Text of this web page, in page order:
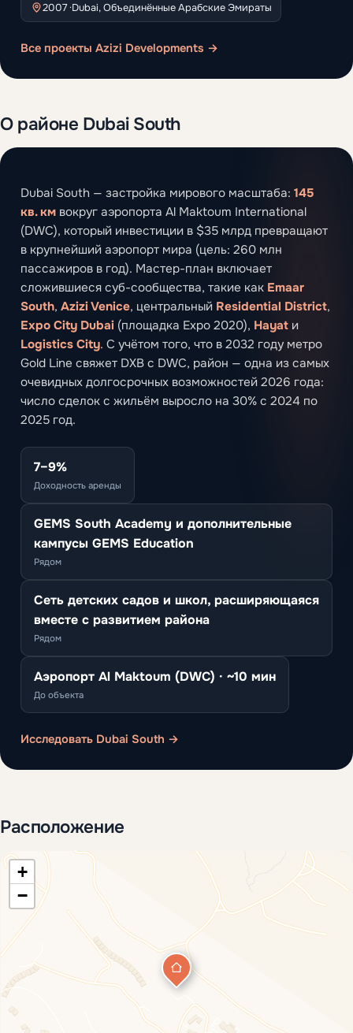
2007 ·Dubai, Объединённые Арабские Эмираты
Все проекты Azizi Developments →
О районе Dubai South
Dubai South — застройка мирового масштаба: 145
кв. км вокруг аэропорта Al Maktoum International
(DWC), который инвестиции в $35 млрд превращают
в крупнейший аэропорт мира (цель: 260 млн
пассажиров в год). Мастер-план включает
сложившиеся суб-сообщества, такие как Emaar
South, Azizi Venice, центральный Residential District,
Expo City Dubai (площадка Expo 2020), Hayat и
Logistics City. С учётом того, что в 2032 году метро
Gold Line свяжет DXB с DWC, район — одна из самых
очевидных долгосрочных возможностей 2026 года:
число сделок с жильём выросло на 30% с 2024 по
2025 год.
7–9%
Доходность аренды
GEMS South Academy и дополнительные
кампусы GEMS Education
Рядом
Сеть детских садов и школ, расширяющаяся
вместе с развитием района
Рядом
Аэропорт Al Maktoum (DWC) · ~10 мин
До объекта
Исследовать Dubai South →
Расположение
+
−